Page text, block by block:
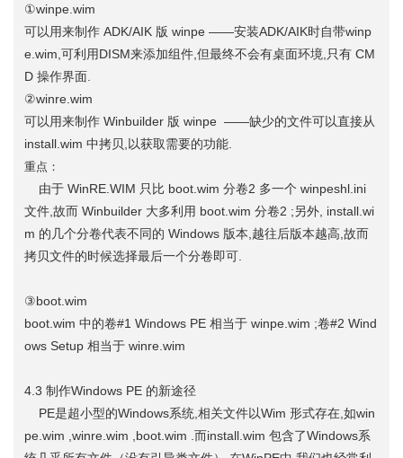
①winpe.wim
可以用来制作 ADK/AIK 版 winpe ——安装ADK/AIK时自带winp
e.wim,可利用DISM来添加组件,但最终不会有桌面环境,只有 CM
D 操作界面.
②winre.wim
可以用来制作 Winbuilder 版 winpe ——缺少的文件可以直接从
install.wim 中拷贝,以获取需要的功能.
重点：
由于 WinRE.WIM 只比 boot.wim 分卷2 多一个 winpeshl.ini
文件,故而 Winbuilder 大多利用 boot.wim 分卷2 ;另外, install.wi
m 的几个分卷代表不同的 Windows 版本,越往后版本越高,故而
拷贝文件的时候选择最后一个分卷即可.
③boot.wim
boot.wim 中的卷#1 Windows PE 相当于 winpe.wim ;卷#2 Wind
ows Setup 相当于 winre.wim
4.3 制作Windows PE 的新途径
PE是超小型的Windows系统,相关文件以Wim 形式存在,如win
pe.wim ,winre.wim ,boot.wim .而install.wim 包含了Windows系